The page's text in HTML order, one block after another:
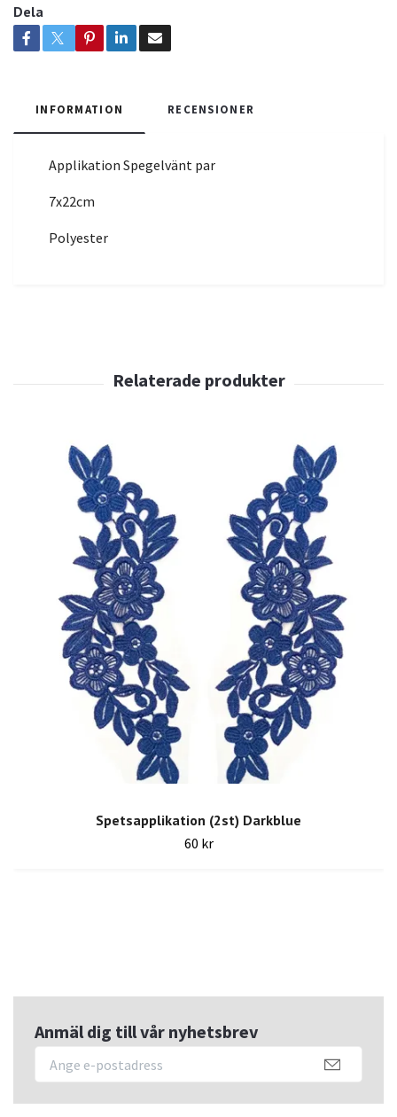
Dela
INFORMATION RECENSIONER
Applikation Spegelvänt par
7x22cm
Polyester
Spetsapplikation (2st) Darkblue
60 kr
Anmäl dig till vår nyhetsbrev